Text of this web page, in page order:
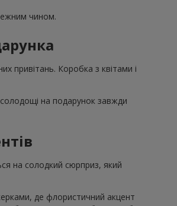
чином.
привітань. Коробка з квітами і
на подарунок завжди
на солодкий сюрприз, який
де флористичний акцент